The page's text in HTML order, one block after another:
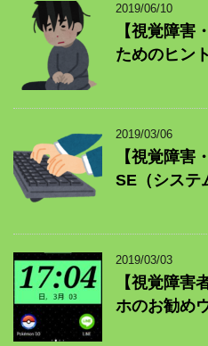
2019/06/10
【視覚障害
ためのヒント
2019/03/06
【視覚障害
SE（システ
2019/03/03
【視覚障害
ホのお勧め